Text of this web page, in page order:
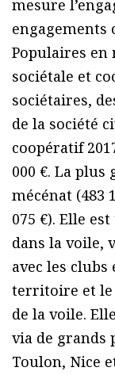
mesure
engagements
Populaires en
sociétale et
sociétaires,
de la société
coopératif
000 €. La plus
mécénat (483
075 €). Elle
dans la voile,
avec les
territoire et le
de la voile.
via de grands
Toulon, Nice